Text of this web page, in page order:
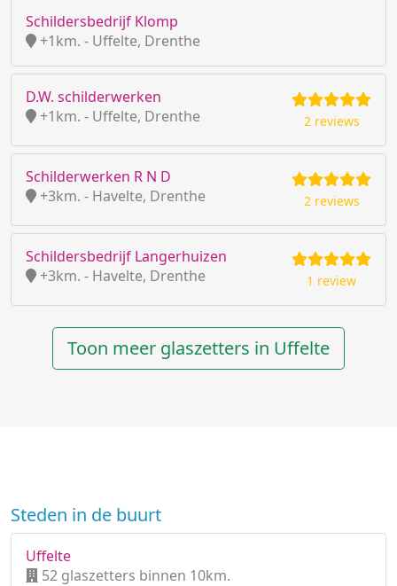
Schildersbedrijf Klomp
+1km. - Uffelte, Drenthe
D.W. schilderwerken
+1km. - Uffelte, Drenthe
2 reviews
Schilderwerken R N D
+3km. - Havelte, Drenthe
2 reviews
Schildersbedrijf Langerhuizen
+3km. - Havelte, Drenthe
1 review
Toon meer glaszetters in Uffelte
Steden in de buurt
Uffelte
52 glaszetters binnen 10km.